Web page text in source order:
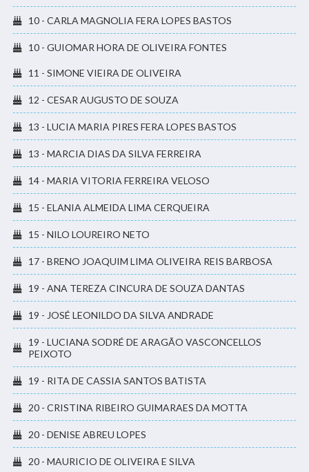
10 - CARLA MAGNOLIA FERA LOPES BASTOS
10 - GUIOMAR HORA DE OLIVEIRA FONTES
11 - SIMONE VIEIRA DE OLIVEIRA
12 - CESAR AUGUSTO DE SOUZA
13 - LUCIA MARIA PIRES FERA LOPES BASTOS
13 - MARCIA DIAS DA SILVA FERREIRA
14 - MARIA VITORIA FERREIRA VELOSO
15 - ELANIA ALMEIDA LIMA CERQUEIRA
15 - NILO LOUREIRO NETO
17 - BRENO JOAQUIM LIMA OLIVEIRA REIS BARBOSA
19 - ANA TEREZA CINCURA DE SOUZA DANTAS
19 - JOSÉ LEONILDO DA SILVA ANDRADE
19 - LUCIANA SODRÉ DE ARAGÃO VASCONCELLOS
PEIXOTO
19 - RITA DE CASSIA SANTOS BATISTA
20 - CRISTINA RIBEIRO GUIMARAES DA MOTTA
20 - DENISE ABREU LOPES
20 - MAURICIO DE OLIVEIRA E SILVA